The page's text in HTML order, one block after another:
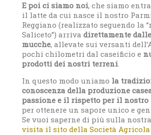
E poi ci siamo noi, che siamo
il latte da cui nasce il nostro
Reggiano (realizzato seguendo la
Saliceto”) arriva direttamente
mucche, allevate sui versanti
pochi chilometri dal caseificio e
prodotti dei nostri terreni.
In questo modo uniamo la
conoscenza della produzione
passione e il rispetto per il
per ottenere un sapore unico e
Se vuoi saperne di più sulla
visita il sito della Società Agricola